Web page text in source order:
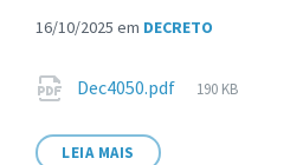
16/10/2025 em DECRETO
Anexos
Dec4050.pdf
Tamanho
190 KB
LEIA MAIS